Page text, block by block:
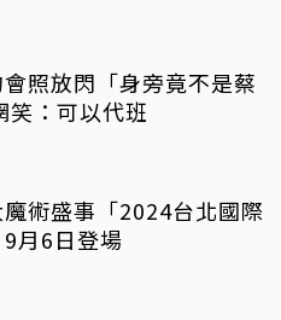
照放閃「身旁竟不是蔡
笑：可以代班
術盛事「2024台北國際
月6日登場